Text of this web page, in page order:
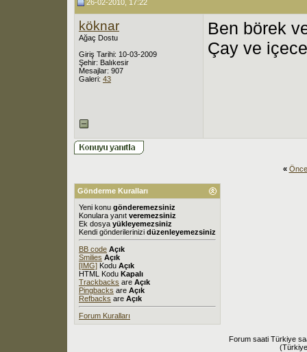
26-02-2010, 17:22
köknar
Ağaç Dostu
Giriş Tarihi: 10-03-2009
Şehir: Balıkesir
Mesajlar: 907
Galeri: 43
Ben börek
Çay ve
«
Gönderme Kuralları
Yeni konu gönderemezsiniz
Konulara yanıt veremezsiniz
Ek dosya yükleyemezsiniz
Kendi gönderilerinizi düzenleyemezsiniz
BB code Açık
Smilies Açık
[IMG] Kodu Açık
HTML Kodu Kapalı
Trackbacks are Açık
Pingbacks are Açık
Refbacks are Açık
Forum Kuralları
Forum saati Türkiye